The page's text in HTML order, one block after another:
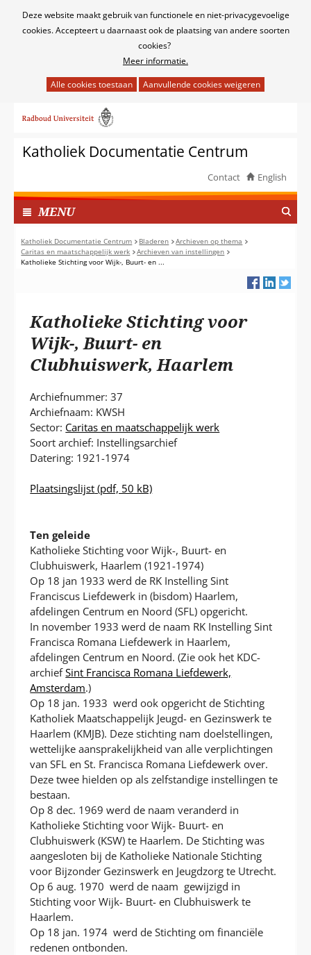
Cookies
Deze website maakt gebruik van functionele en niet-privacygevoelige
cookies. Accepteert u daarnaast ook de plaatsing van andere soorten
cookies?
Meer informatie.
het
van
cookies
deze
website
worden
toegestaan
of
geweigerd.
naar
inhoudKatholiek Documentatie Centrum
Contact English
MENUI
N
G
E
K
T
Katholiek Documentatie Centrum Bladeren
Archieven op thema
Caritas en maatschappelijk werk
Archieven van instellingen
Katholieke Stichting voor Wijk-, Buurt- en ...
Katholieke Stichting voor
Wijk-, Buurt- en
Clubhuiswerk, Haarlem
Archiefnummer: 37
Archiefnaam: KWSH
Sector: Caritas en maatschappelijk werk
Soort archief: Instellingsarchief
Datering: 1921-1974
Plaatsingslijst (pdf, 50 kB)
Ten geleide
Katholieke Stichting voor Wijk-, Buurt- en
Clubhuiswerk, Haarlem (1921-1974)
Op 18 jan 1933 werd de RK Instelling Sint
Franciscus Liefdewerk in (bisdom) Haarlem,
afdelingen Centrum en Noord (SFL) opgericht.
In november 1933 werd de naam RK Instelling Sint
Francisca Romana Liefdewerk in Haarlem,
afdelingen Centrum en Noord. (Zie ook het KDC-
archiefSint Francisca Romana Liefdewerk,
Amsterdam.)
Op 18 jan. 1933 werd ook opgericht de Stichting
Katholiek Maatschappelijk Jeugd- en Gezinswerk te
Haarlem (KMJB). Deze stichting nam doelstellingen,
wettelijke aansprakelijkheid van alle verplichtingen
van SFL en St. Francisca Romana Liefdewerk over.
Deze twee hielden op als zelfstandige instellingen te
bestaan.
Op 8 dec. 1969 werd de naam veranderd in
Katholieke Stichting voor Wijk- Buurt- en
Clubhuiswerk (KSW) te Haarlem. De Stichting was
aangesloten bij de Katholieke Nationale Stichting
voor Bijzonder Gezinswerk en Jeugdzorg te Utrecht.
Op 6 aug. 1970 werd de naam gewijzigd in
Stichting voor Wijk- Buurt- en Clubhuiswerk te
Haarlem.
Op 18 jan. 1974 werd de Stichting om financiële
redenen ontbonden.